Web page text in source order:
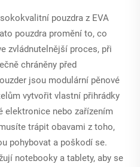
pouzdra z EVA
pouzdra promění to, co
zvládnutelnější proces, při
chráněny před
jsou modulární pěnové
vytvořit vlastní přihrádky
elektronice nebo zařízením
trápit obavami z toho,
pohybovat a poškodí se.
notebooky a tablety, aby se